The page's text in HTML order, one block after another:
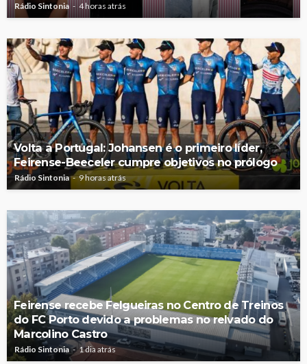
Rádio Sintonia 4 horas atrás
Volta a Portugal: Johansen é o primeiro líder,
Feirense-Beeceler cumpre objetivos no prólogo
Rádio Sintonia 9 horas atrás
Feirense recebe Felgueiras no Centro de Treinos
do FC Porto devido a problemas no relvado do
Marcolino Castro
Rádio Sintonia 1 dia atrás